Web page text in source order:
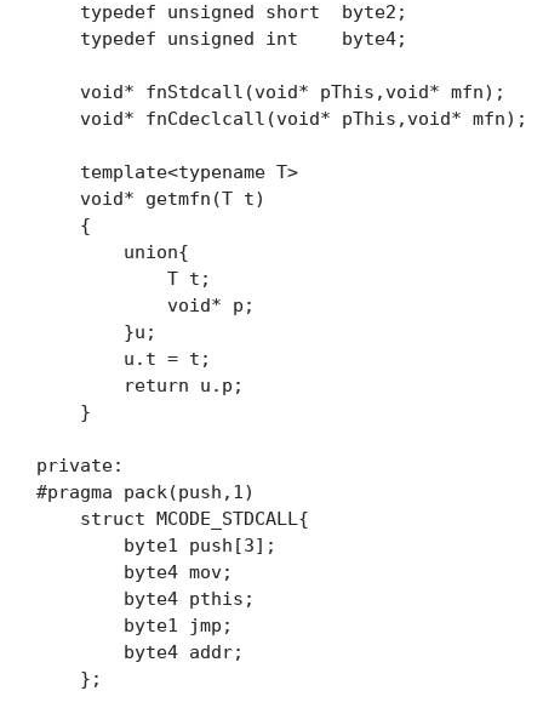
    typedef unsigned short  byte2;
    typedef unsigned int    byte4;
    void* fnStdcall(void* pThis,void* mfn);
    void* fnCdeclcall(void* pThis,void* mfn);
    template<typename T>
    void* getmfn(T t)
    {
        union{
            T t;
            void* p;
        }u;
        u.t = t;
        return u.p;
    }
private:
#pragma pack(push,1)
    struct MCODE_STDCALL{
        byte1 push[3];
        byte4 mov;
        byte4 pthis;
        byte1 jmp;
        byte4 addr;
    };